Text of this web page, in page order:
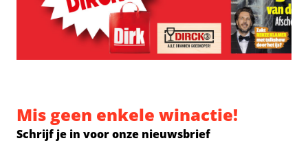
Mis geen enkele winactie!
Schrijf je in voor onze nieuwsbrief